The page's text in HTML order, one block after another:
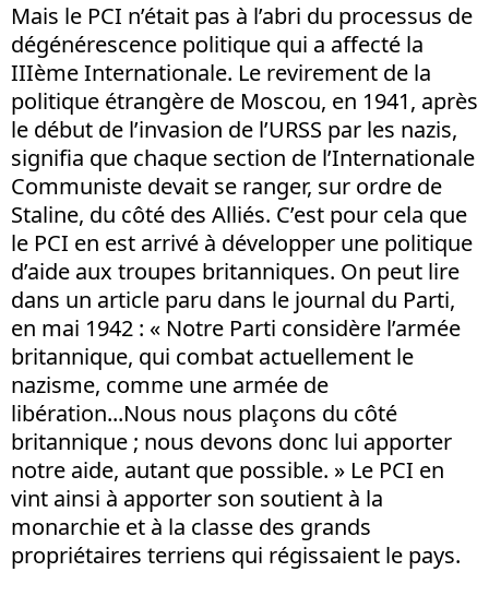
Mais le PCI n’était pas à l’abri du processus de
dégénérescence politique qui a affecté la
IIIème Internationale. Le revirement de la
politique étrangère de Moscou, en 1941, après
le début de l’invasion de l’URSS par les nazis,
signifia que chaque section de l’Internationale
Communiste devait se ranger, sur ordre de
Staline, du côté des Alliés. C’est pour cela que
le PCI en est arrivé à développer une politique
d’aide aux troupes britanniques. On peut lire
dans un article paru dans le journal du Parti,
en mai 1942 : « Notre Parti considère l’armée
britannique, qui combat actuellement le
nazisme, comme une armée de
libération...Nous nous plaçons du côté
britannique ; nous devons donc lui apporter
notre aide, autant que possible. » Le PCI en
vint ainsi à apporter son soutient à la
monarchie et à la classe des grands
propriétaires terriens qui régissaient le pays.